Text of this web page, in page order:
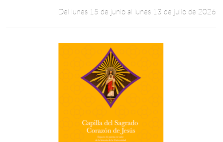
Del lunes 15 de junio al lunes 13 de julio de 2026